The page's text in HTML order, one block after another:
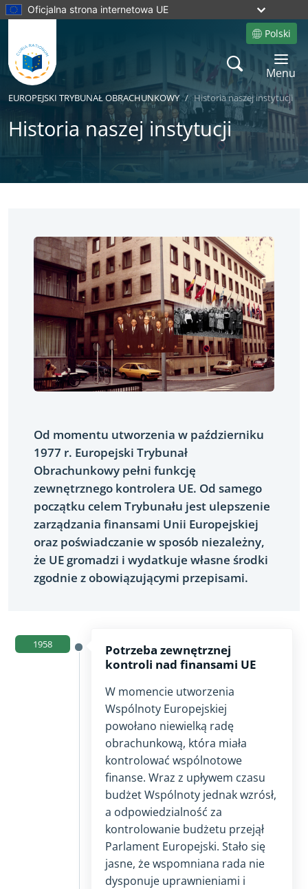
Oficjalna strona internetowa UE
Polski
Site language
Search
Toggle
Menu
EUROPEJSKI TRYBUNAŁ OBRACHUNKOWY Historia naszej instytucji
Historia naszej instytucji
Od momentu utworzenia w październiku
1977 r. Europejski Trybunał
Obrachunkowy pełni funkcję
zewnętrznego kontrolera UE. Od samego
początku celem Trybunału jest ulepszenie
zarządzania finansami Unii Europejskiej
oraz poświadczanie w sposób niezależny,
że UE gromadzi i wydatkuje własne środki
zgodnie z obowiązującymi przepisami.
1958
Potrzeba zewnętrznej
kontroli nad finansami UE
W momencie utworzenia
Wspólnoty Europejskiej
powołano niewielką radę
obrachunkową, która miała
kontrolować wspólnotowe
finanse. Wraz z upływem czasu
budżet Wspólnoty jednak wzrósł,
a odpowiedzialność za
kontrolowanie budżetu przejął
Parlament Europejski. Stało się
jasne, że wspomniana rada nie
dysponuje uprawnieniami i